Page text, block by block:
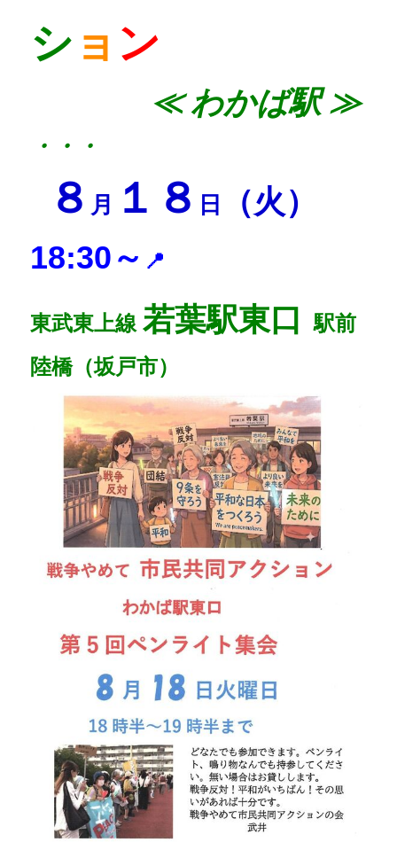
シ ョ ン
≪わかば駅 ≫
・・・
８ 月 １８ 日
（火）
18:30～ 📍
東武東上線若葉駅東口
駅前
陸橋（坂戸市）